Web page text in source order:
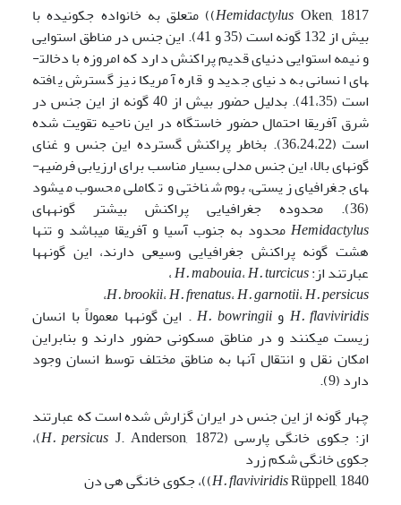
HemidactylusOken, 1817)) متعلق به خانواده جکونیده با
بیش از 132 گونه است (35 و 41). این جنس در مناطق استوایی
و نیمه استوایی دنیای قدیم پراکنش دارد که امروزه با دخالت­
های انسانی به دنیای جدید و قاره آمریکا نیز گسترش یافته
است (41،35). بدلیل حضور بیش از 40 گونه از این جنس در
شرق آفریقا احتمال حضور خاستگاه در این ناحیه تقویت شده
است (36،24،22). بخاطر پراکنش گسترده این جنس و غنای
گونه­ای بالا، این جنس مدلی بسیار مناسب برای ارزیابی فرضیه­
های جغرافیای زیستی، بوم شناختی و تکاملی محسوب می­شود
(36). محدوده جغرافیایی پراکنش بیشتر گونه­های
Hemidactylus محدود به جنوب آسیا و آفریقا می­باشد و تنها
هشت گونه پراکنش جغرافیایی وسیعی دارند، این گونه­ها
عبارتند از:
H. mabouia،H. turcicus
،
H. brookii،H. frenatus،H. garnotii،H. persicus
،
H. flaviviridis وH. bowringii . این گونه­ها معمولاً با انسان
زیست می­کنند و در مناطق مسکونی حضور دارند و بنابراین
امکان نقل و انتقال آنها به مناطق مختلف توسط انسان وجود
دارد (9).
چهار گونه از این جنس در ایران گزارش شده است که عبارتند
از: جکوی خانگی پارسی (
H. persicusJ. Anderson, 1872)،
جکوی خانگی شکم زرد
H. flaviviridisRüppell, 1840))، جکوی خانگی هی دن